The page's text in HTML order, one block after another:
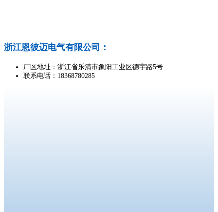
浙江恩彼迈电气有限公司：
厂区地址：浙江省乐清市象阳工业区德宇路5号
联系电话：18368780285